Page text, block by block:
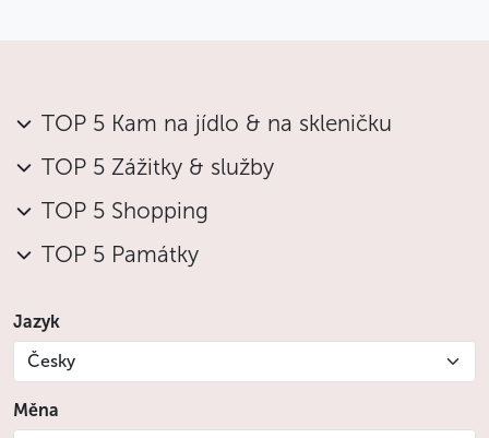
TOP 5 Kam na jídlo & na skleničku
TOP 5 Zážitky & služby
TOP 5 Shopping
TOP 5 Památky
Jazyk
Česky
Měna